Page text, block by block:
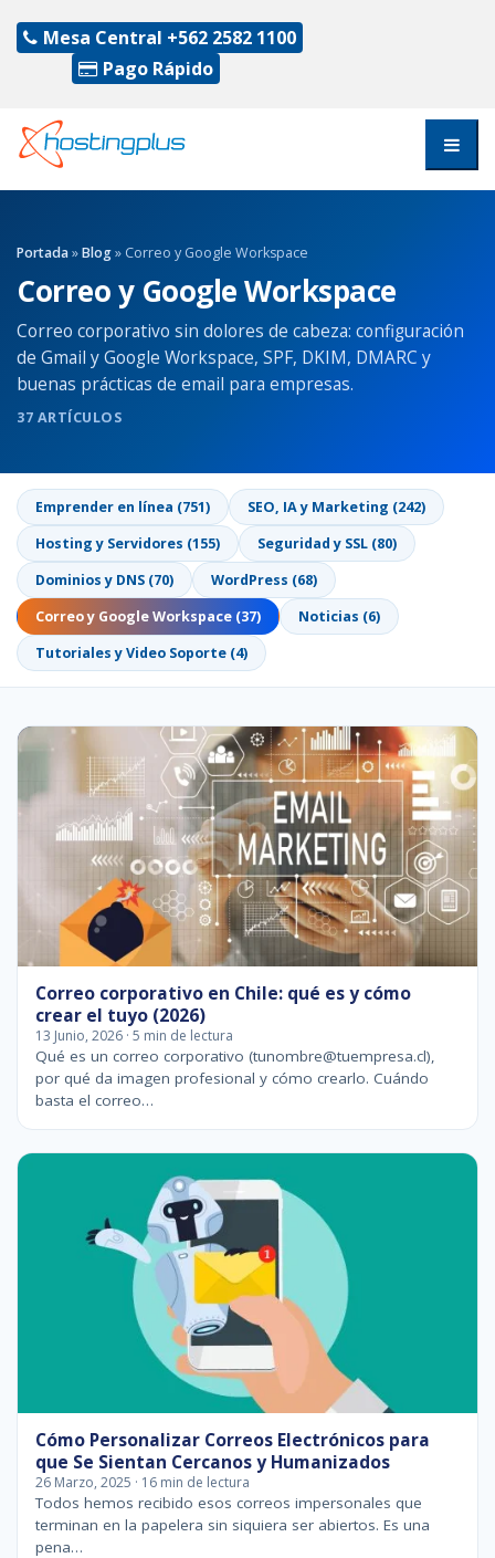
Mesa Central +562 2582 1100
Pago Rápido
Portada»Blog» Correo y Google Workspace
Correo y Google Workspace
Correo corporativo sin dolores de cabeza: configuración
de Gmail y Google Workspace, SPF, DKIM, DMARC y
buenas prácticas de email para empresas.
37 ARTÍCULOS
Emprender en línea (751)
SEO, IA y Marketing (242)
Hosting y Servidores (155)
Seguridad y SSL (80)
Dominios y DNS (70)
WordPress (68)
Correo y Google Workspace (37)
Noticias (6)
Tutoriales y Video Soporte (4)
Correo corporativo en Chile: qué es y cómo
crear el tuyo (2026)
13 Junio, 2026 · 5 min de lectura
Qué es un correo corporativo (tunombre@tuempresa.cl),
por qué da imagen profesional y cómo crearlo. Cuándo
basta el correo…
Cómo Personalizar Correos Electrónicos para
que Se Sientan Cercanos y Humanizados
26 Marzo, 2025 · 16 min de lectura
Todos hemos recibido esos correos impersonales que
terminan en la papelera sin siquiera ser abiertos. Es una
pena…